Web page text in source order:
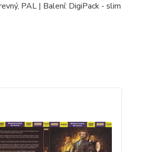
PAL | Balení: DigiPack - slim